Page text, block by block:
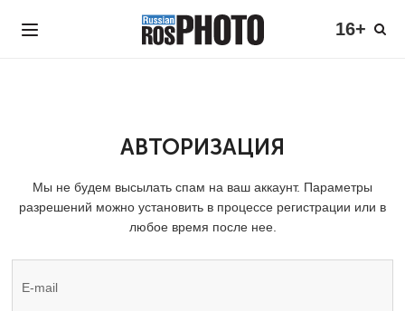
16+
АВТОРИЗАЦИЯ
Мы не будем высылать спам на ваш аккаунт. Параметры
разрешений можно установить в процессе регистрации или в
любое время после нее.